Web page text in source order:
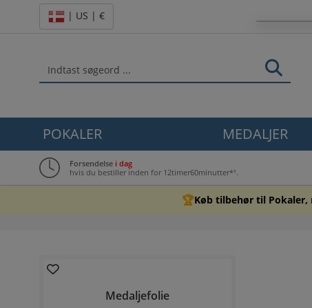
| US | €
POKALER MEDALJER
Forsendelse i dag
hvis du bestiller inden for 12timer60minutter*¹.
🏆Køb tilbehør til
Medaljefolie